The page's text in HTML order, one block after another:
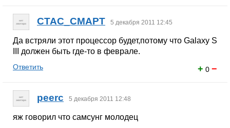
CTAC_CMAPT 5 декабря 2011 12:45
Да встряли этот процессор будет,потому что Galaxy S
III должен быть где-то в феврале.
+ 0 −
Ответить
peerc 5 декабря 2011 12:48
яж говорил что самсунг молодец